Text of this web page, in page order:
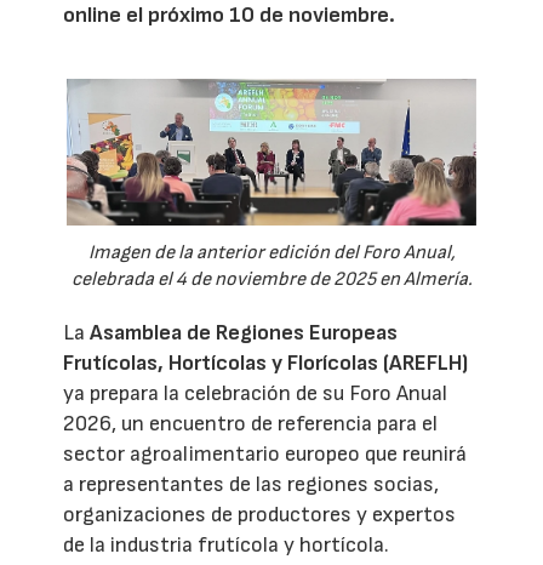
online el próximo 10 de noviembre.
Imagen de la anterior edición del Foro Anual,
celebrada el 4 de noviembre de 2025 en Almería.
LaAsamblea de Regiones Europeas
Frutícolas, Hortícolas y Florícolas (AREFLH)
ya prepara la celebración de su Foro Anual
2026, un encuentro de referencia para el
sector agroalimentario europeo que reunirá
a representantes de las regiones socias,
organizaciones de productores y expertos
de la industria frutícola y hortícola.